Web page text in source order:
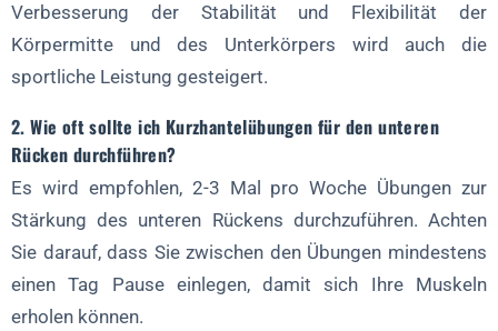
Verbesserung der Stabilität und Flexibilität der
Körpermitte und des Unterkörpers wird auch die
sportliche Leistung gesteigert.
2.Wie oft sollte ich Kurzhantelübungen für den unteren
Rücken durchführen?
Es wird empfohlen, 2-3 Mal pro Woche Übungen zur
Stärkung des unteren Rückens durchzuführen. Achten
Sie darauf, dass Sie zwischen den Übungen mindestens
einen Tag Pause einlegen, damit sich Ihre Muskeln
erholen können.